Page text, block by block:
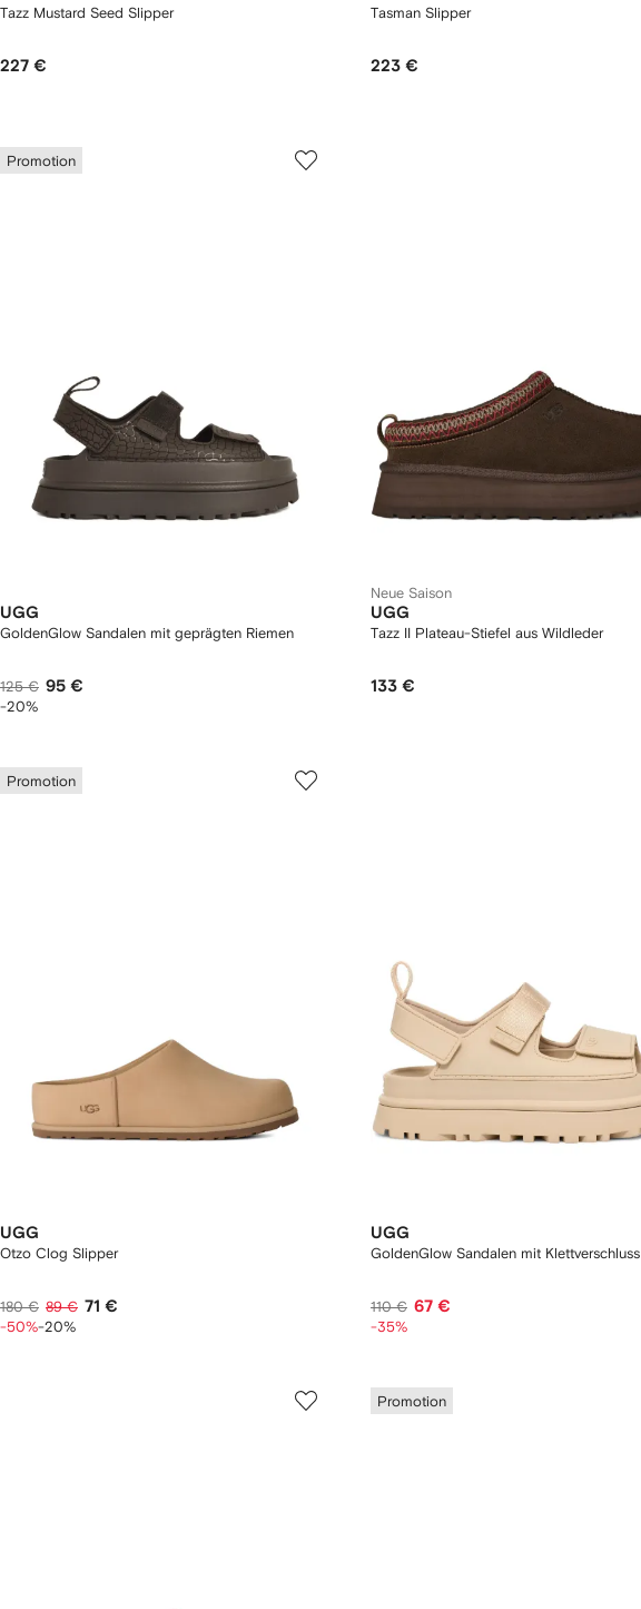
Tazz Mustard Seed Slipper
227 €
Tasman Slipper
223 €
Promotion
UGG
GoldenGlow Sandalen mit geprägten Riemen
125 € 95 €
-20%
Neue Saison
UGG
Tazz II Plateau-Stiefel aus Wildleder
133 €
Promotion
UGG
Otzo Clog Slipper
180 € 89 € 71 €
-50%-20%
UGG
GoldenGlow Sandalen mit Klettverschluss
110 € 67 €
-35%
Promotion